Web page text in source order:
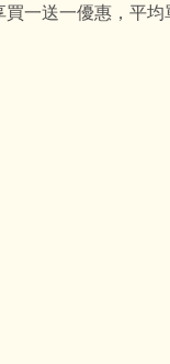
買一送一優惠，平